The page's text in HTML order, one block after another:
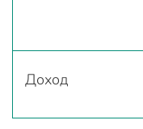
Доход